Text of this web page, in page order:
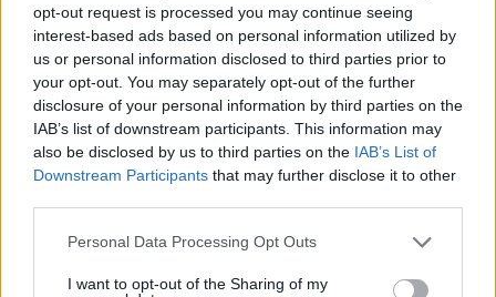
opt-out request is processed you may continue seeing
interest-based ads based on personal information utilized by
us or personal information disclosed to third parties prior to
your opt-out. You may separately opt-out of the further
disclosure of your personal information by third parties on the
IAB’s list of downstream participants. This information may
also be disclosed by us to third parties on the IAB’s List of
Downstream Participants that may further disclose it to other
Please note that this website/app uses one or more Google
not limited to your visit or usage behaviour. You may click to
Personal Data Processing Opt Outs
I want to opt-out of the Sharing of my
Σαρωνικού παρουσιάζουν έντονη θερμική
στρωμάτωση: θερμότερα επιφανειακά νερά
υπέρκεινται ψυχρότερων και συχνά
φτωχότερων σε οξυγόνο βαθύτερων υδάτων.
Υπό συγκεκριμένες ανεμολογικές και
κυκλοφοριακές συνθήκες, βαθύτερα νερά που
ανυψωθούν προς την επιφάνεια μέσω τοπικού
upwelling ή κατακόρυφης ανάμιξης. Τέτοια